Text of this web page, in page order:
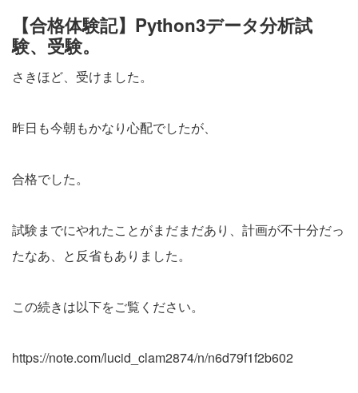
【合格体験記】Python3データ分析試
験、受験。
さきほど、受けました。
昨日も今朝もかなり心配でしたが、
合格でした。
試験までにやれたことがまだまだあり、計画が不十分だっ
たなあ、と反省もありました。
この続きは以下をご覧ください。
https://note.com/lucid_clam2874/n/n6d79f1f2b602